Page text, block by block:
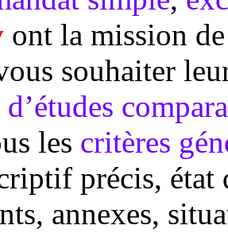
ont la mission
souhaiter
les critères
précis,
annexes,